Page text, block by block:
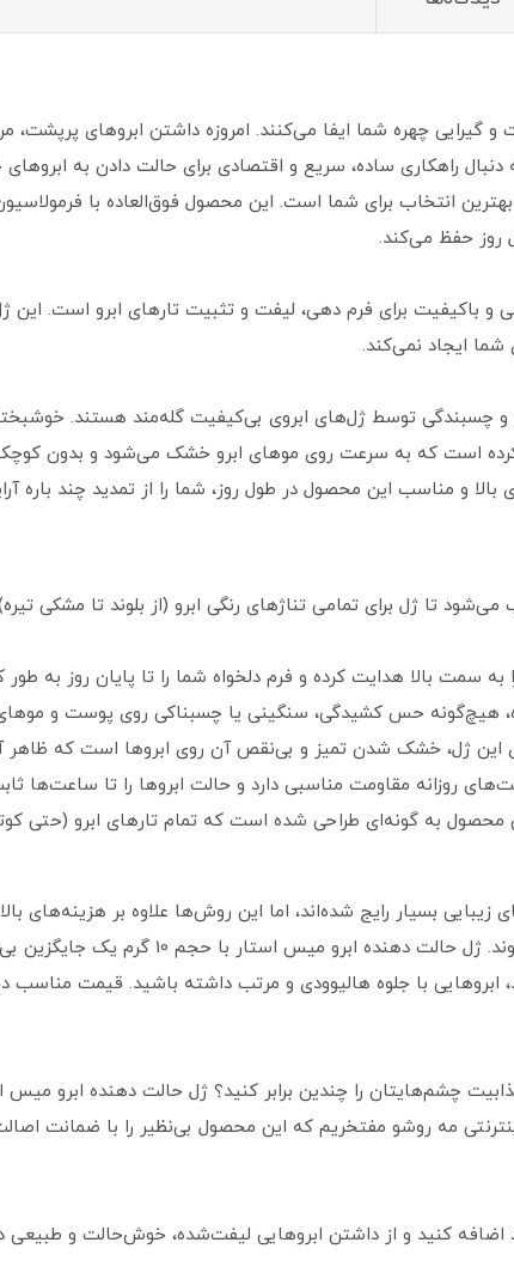
گیرایی چهره شما ایفا می‌کنند. امروزه داشتن ابروهای پرپشت،
راهکاری ساده، سریع و اقتصادی برای حالت دادن به
انتخاب برای شما است. این محصول فوق‌العاده با
روز حفظ می‌کند.
برای فرم‌ دهی، لیفت و تثبیت تارهای ابرو است. این
شما ایجاد نمی‌کند.
و چسبندگی توسط ژل‌های ابروی بی‌کیفیت گله‌مند هستند.
کرده است که به سرعت روی موهای ابرو خشک می‌شود و بدون
بالا و مناسب این محصول در طول روز، شما را از تمدید چند باره
تا ژل برای تمامی تناژهای رنگی ابرو (از بلوند تا مشکی
به سمت بالا هدایت کرده و فرم دلخواه شما را تا پایان روز به
هیچ‌گونه حس کشیدگی، سنگینی یا چسبناکی روی پوست و
این ژل، خشک شدن تمیز و بی‌نقص آن روی ابروها است که ظاهر
روزانه مقاومت مناسبی دارد و حالت ابروها را تا ساعت‌ها
به گونه‌ای طراحی شده است که تمام تارهای ابرو (حتی
بسیار رایج شده‌اند، اما این روش‌ها علاوه بر هزینه‌های
طولانی‌ مدت ممکن است باعث ریزش شدید ابروها
با جلوه هالیوودی و مرتب داشته باشید. قیمت مناسب در
جذابیت چشم‌هایتان را چندین برابر کنید؟ ژل حالت دهنده ابرو
مه روشو مفتخریم که این محصول بی‌نظیر را با ضمانت
کنید و از داشتن ابروهایی لیفت‌شده، خوش‌حالت و طبیعی